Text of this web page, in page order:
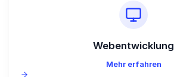
Webentwicklung
Mehr erfahren